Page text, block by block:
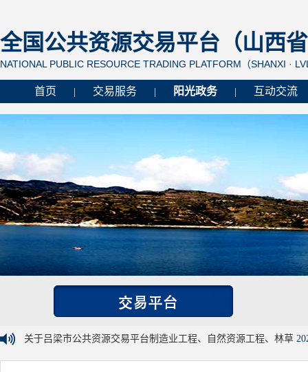
全国公共资源交易平台（山西
NATIONAL PUBLIC RESOURCE TRADING PLATFORM（SHANXI ·
首页 交易服务 阳光政务 互动交流
关于吕梁市公共资源交易平台制造业工程、自然资源工程、林草